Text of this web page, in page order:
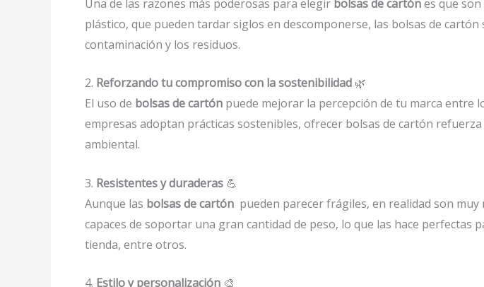
Una de las razones más poderosas para elegir bolsas de cartónes que
plástico, que pueden tardar siglos en descomponerse, las bolsas de
contaminación y los residuos.
2. Reforzando tu compromiso con la sostenibilidad 🌿
El uso de bolsas de cartón puede mejorar la percepción de tu marca entre
empresas adoptan prácticas sostenibles, ofrecer bolsas de cartón
ambiental.
3. Resistentes y duraderas 💪
Aunque las bolsas de cartón pueden parecer frágiles, en realidad son
capaces de soportar una gran cantidad de peso, lo que las hace
tienda, entre otros.
4. Estilo y personalización 🎨